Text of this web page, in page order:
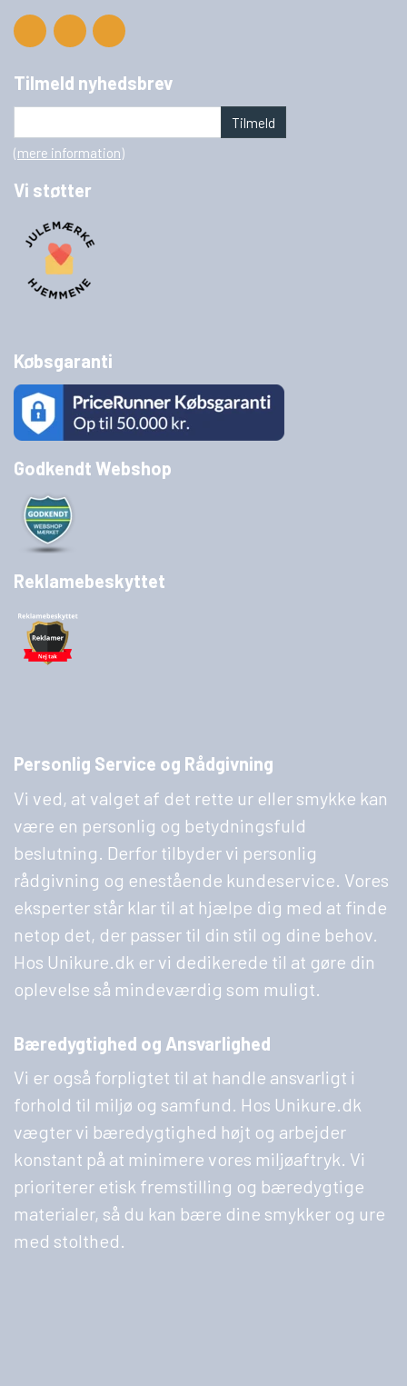
Tilmeld nyhedsbrev
Tilmeld
(mere information)
Vi støtter
Købsgaranti
Godkendt Webshop
Reklamebeskyttet
Personlig Service og Rådgivning
Vi ved, at valget af det rette ur eller smykke kan
være en personlig og betydningsfuld
beslutning. Derfor tilbyder vi personlig
rådgivning og enestående kundeservice. Vores
eksperter står klar til at hjælpe dig med at finde
netop det, der passer til din stil og dine behov.
Hos Unikure.dk er vi dedikerede til at gøre din
oplevelse så mindeværdig som muligt.
Bæredygtighed og Ansvarlighed
Vi er også forpligtet til at handle ansvarligt i
forhold til miljø og samfund. Hos Unikure.dk
vægter vi bæredygtighed højt og arbejder
konstant på at minimere vores miljøaftryk. Vi
prioriterer etisk fremstilling og bæredygtige
materialer, så du kan bære dine smykker og ure
med stolthed.